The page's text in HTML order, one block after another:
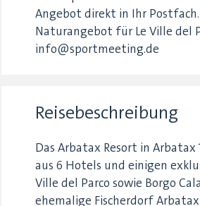
Angebot direkt in Ihr
Naturangebot für Le Ville del
info@sportmeeting.de
Reisebeschreibung
Das Arbatax Resort in
aus 6 Hotels und einigen
Ville del Parco sowie Borgo
ehemalige Fischerdorf